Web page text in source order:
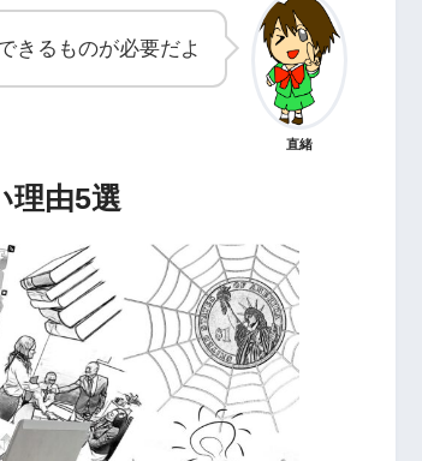
直緒
きるものが必要だよ
理由5選